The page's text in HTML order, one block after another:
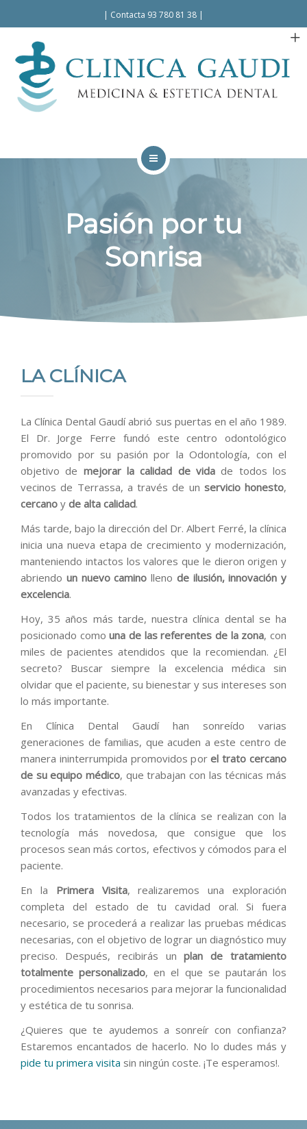
| Contacta 93 780 81 38 |
Pasión por tu
Sonrisa
LA CLÍNICA
La Clínica Dental Gaudí abrió sus puertas en el año 1989.
El Dr. Jorge Ferre fundó este centro odontológico
promovido por su pasión por la Odontología, con el
objetivo de mejorar la calidad de vida de todos los
vecinos de Terrassa, a través de un servicio honesto,
cercano y de alta calidad.
Más tarde, bajo la dirección del Dr. Albert Ferré, la clínica
inicia una nueva etapa de crecimiento y modernización,
manteniendo intactos los valores que le dieron origen y
abriendo un nuevo camino lleno de ilusión, innovación y
excelencia.
Hoy, 35 años más tarde, nuestra clínica dental se ha
posicionado comouna de las referentes de la zona, con
miles de pacientes atendidos que la recomiendan. ¿El
secreto? Buscar siempre la excelencia médica sin
olvidar que el paciente, su bienestar y sus intereses son
lo más importante.
En Clínica Dental Gaudí han sonreído varias
generaciones de familias, que acuden a este centro de
manera ininterrumpida promovidos porel trato cercano
de su equipo médico, que trabajan con las técnicas más
avanzadas y efectivas.
Todos los tratamientos de la clínica se realizan con la
tecnología más novedosa, que consigue que los
procesos sean más cortos, efectivos y cómodos para el
paciente.
En la Primera Visita, realizaremos una exploración
completa del estado de tu cavidad oral. Si fuera
necesario, se procederá a realizar las pruebas médicas
necesarias, con el objetivo de lograr un diagnóstico muy
preciso. Después, recibirás unplan de tratamiento
totalmente personalizado, en el que se pautarán los
procedimientos necesarios para mejorar la funcionalidad
y estética de tu sonrisa.
¿Quieres que te ayudemos a sonreír con confianza?
Estaremos encantados de hacerlo. No lo dudes más y
pide tu primera visita sin ningún coste. ¡Te esperamos!.